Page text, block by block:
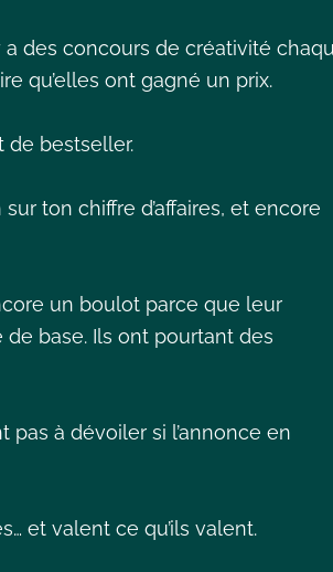
des concours de créativité
qu’elles ont gagné un prix.
de bestseller.
ton chiffre d’affaires, et encore
un boulot parce que leur
base. Ils ont pourtant des
pas à dévoiler si l’annonce en
et valent ce qu’ils valent.